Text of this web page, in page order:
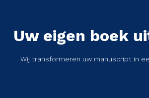
Uw eigen boek
Wij transformeren uw manuscript in